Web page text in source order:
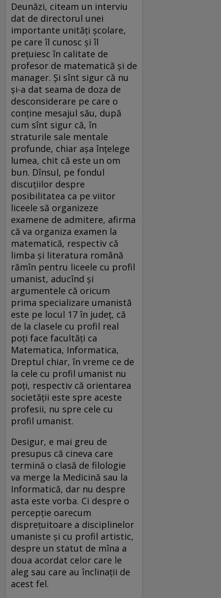
Deunăzi, citeam un interviu
dat de directorul unei
importante unități școlare,
pe care îl cunosc și îl
prețuiesc în calitate de
profesor de matematică și de
manager. Și sînt sigur că nu
și-a dat seama de doza de
desconsiderare pe care o
conține mesajul său, după
cum sînt sigur că, în
straturile sale mentale
profunde, chiar așa înțelege
lumea, chit că este un om
bun. Dînsul, pe fondul
discuțiilor despre
posibilitatea ca pe viitor
liceele să organizeze
examene de admitere, afirma
că va organiza examen la
matematică, respectiv că
limba și literatura română
rămîn pentru liceele cu profil
umanist, aducînd și
argumentele că oricum
prima specializare umanistă
este pe locul 17 în județ, că
de la clasele cu profil real
poți face facultăți ca
Matematica, Informatica,
Dreptul chiar, în vreme ce de
la cele cu profil umanist nu
poți, respectiv că orientarea
societății este spre aceste
profesii, nu spre cele cu
profil umanist.
Desigur, e mai greu de
presupus că cineva care
termină o clasă de filologie
va merge la Medicină sau la
Informatică, dar nu despre
asta este vorba. Ci despre o
percepție oarecum
disprețuitoare a disciplinelor
umaniste și cu profil artistic,
despre un statut de mîna a
doua acordat celor care le
aleg sau care au înclinații de
acest fel.